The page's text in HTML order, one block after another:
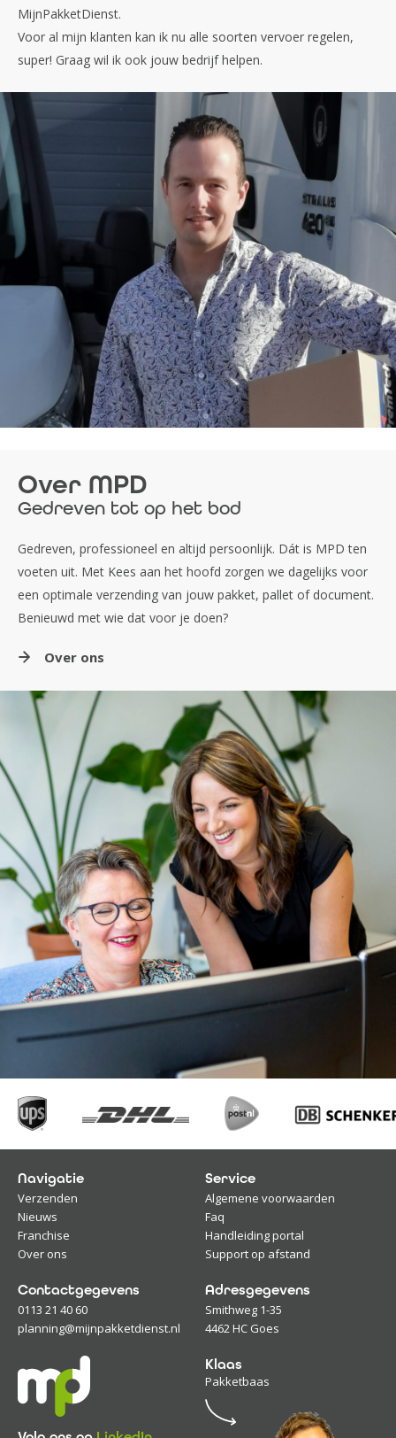
MijnPakketDienst.
Voor al mijn klanten kan ik nu alle soorten vervoer regelen,
super! Graag wil ik ook jouw bedrijf helpen.
Over MPD
Gedreven tot op het bod
Gedreven, professioneel en altijd persoonlijk. Dát is MPD ten
voeten uit. Met Kees aan het hoofd zorgen we dagelijks voor
een optimale verzending van jouw pakket, pallet of document.
Benieuwd met wie dat voor je doen?
Over ons
Navigatie
Verzenden
Nieuws
Franchise
Over ons
Service
Algemene voorwaarden
Faq
Handleiding portal
Support op afstand
Contactgegevens
0113 21 40 60
planning@mijnpakketdienst.nl
Adresgegevens
Smithweg 1-35
4462 HC Goes
Klaas
Pakketbaas